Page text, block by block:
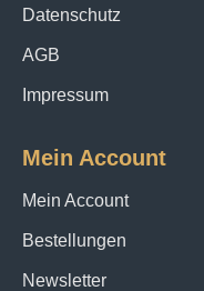
Datenschutz
AGB
Impressum
Mein Account
Mein Account
Bestellungen
Newsletter